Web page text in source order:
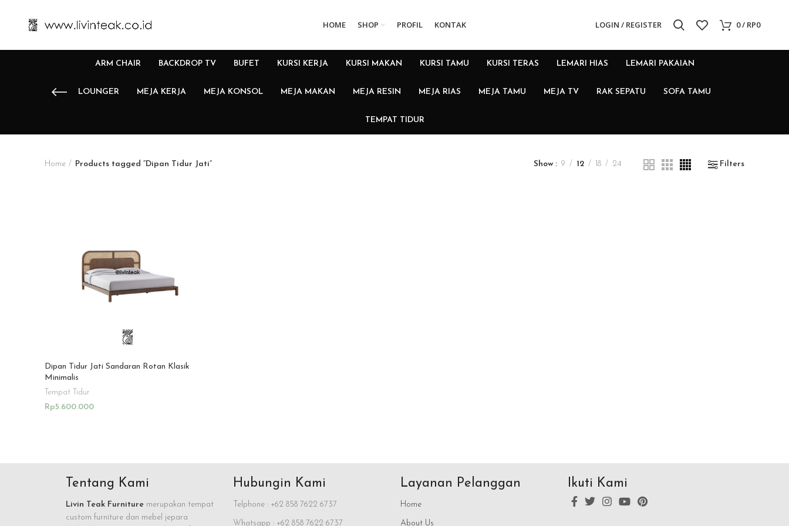
HOME SHOP PROFIL KONTAK LOGIN / REGISTER 0/ RP0
ARM CHAIR BACKDROP TV BUFET KURSI KERJA KURSI MAKAN KURSI TAMU KURSI TERAS LEMARI HIAS LEMARI PAKAIAN
LOUNGER MEJA KERJA MEJA KONSOL MEJA MAKAN MEJA RESIN MEJA RIAS MEJA TAMU MEJA TV RAK SEPATU SOFA TAMU
TEMPAT TIDUR
Home Products tagged “Dipan Tidur Jati” Show 9 12 18 24 Filters
Dipan Tidur Jati Sandaran Rotan Klasik
Minimalis
Tempat Tidur
Rp5.600.000
Tentang Kami
Livin Teak Furniture merupakan tempat
custom furniture dan mebel jepara
Hubungin Kami
Telphone : +62 858 7622 6737
Whatsapp : +62 858 7622 6737
Layanan Pelanggan
Home
About Us
Ikuti Kami